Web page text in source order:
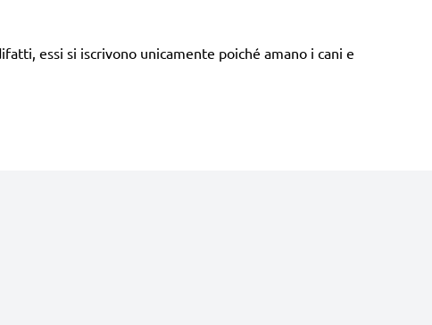
essi si iscrivono unicamente poiché amano i cani e